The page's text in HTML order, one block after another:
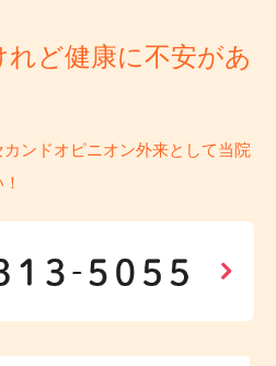
れど健康に不安があ
ンドオピニオン外来として当院